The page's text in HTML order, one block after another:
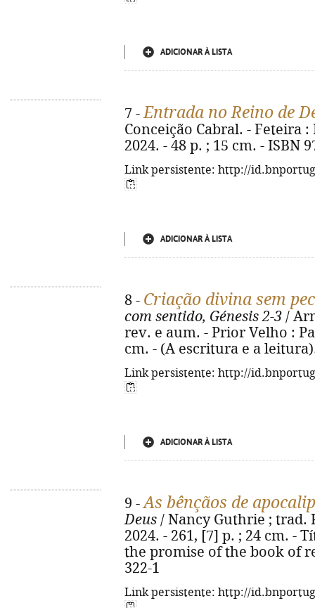
ADICIONAR À LISTA
7 -Entrada no Reino de
Conceição Cabral. - Feteira
2024. - 48 p. ; 15 cm. - ISBN
Link persistente: http://
ADICIONAR À LISTA
8 - Criação divina sem
com sentido, Génesis 2-3 /
rev. e aum. - Prior Velho :
cm. - (A escritura e a
Link persistente: http://
ADICIONAR À LISTA
9 -As bênçãos de
Deus / Nancy Guthrie ; trad.
2024. - 261, [7] p. ; 24 cm. -
the promise of the book of
322-1
Link persistente: http://